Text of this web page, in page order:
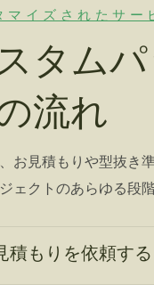
マイズされたサー
タム
流れ
お見積もりや型抜き
ェクトのあらゆる段
積もりを依頼する